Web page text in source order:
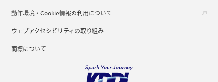
動作環境・Cookie情報の利用について
ウェブアクセシビリティの取り組み
商標について